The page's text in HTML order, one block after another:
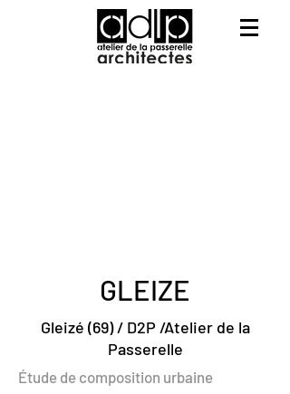
GLEIZE
Gleizé (69) / D2P /Atelier de la
Passerelle
Étude de composition urbaine